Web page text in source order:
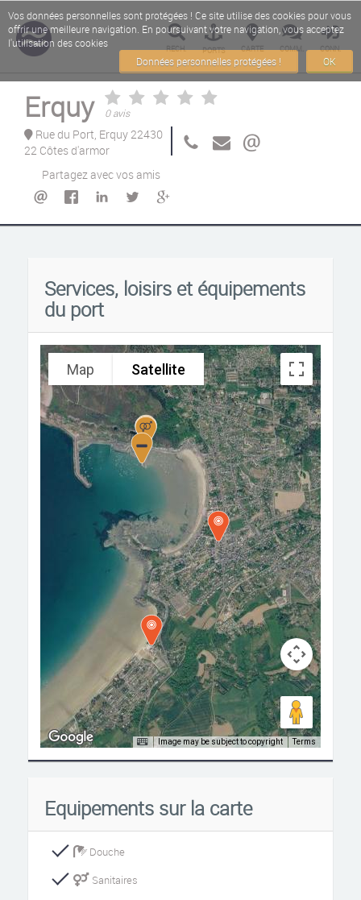
RECH. PORTS CARTE COMM. CONN.
Erquy 0 avis
Rue du Port, Erquy 22430
22 Côtes d'armor
Partagez avec vos amis
Services, loisirs et équipements
du port
Map Satellite
Image may be subject to copyright Terms
Equipements sur la carte
Douche
Sanitaires
Vos données personnelles sont protégées ! Ce site utilise des cookies pour vous
offrir une meilleure navigation. En poursuivant votre navigation, vous acceptez
l'utilisation des cookies
OK
Données personnelles protégées !